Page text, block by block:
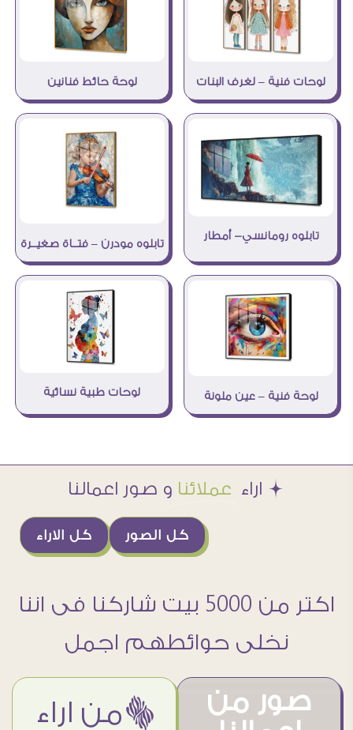
لوحات فنية – لغرف البنات لوحة حائط فنانين
تابلوه رومانسي- أمطار
تابلوه مودرن – فتــاة صغيــرة
لوحة فنية – عين ملونة لوحات طبية نسائية
Æ اراء عملائنا و صور اعمالنا
كل الاراء كل الصور
اكتر من 5000 بيت شاركنا فى اننا
نخلى حوائطهم اجمل
صور من
ëمن اراء